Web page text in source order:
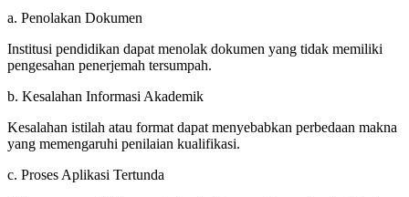
a. Penolakan Dokumen
Institusi pendidikan dapat menolak dokumen yang tidak memiliki
pengesahan penerjemah tersumpah.
b. Kesalahan Informasi Akademik
Kesalahan istilah atau format dapat menyebabkan perbedaan makna
yang memengaruhi penilaian kualifikasi.
c. Proses Aplikasi Tertunda